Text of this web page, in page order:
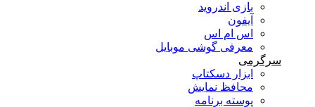
بازی اندروید
آیفون
اس ام اس
معرفی گوشی موبایل
سرگرمی
ابزار دسکتاپ
محافظ نمایش
پوسته برنامه